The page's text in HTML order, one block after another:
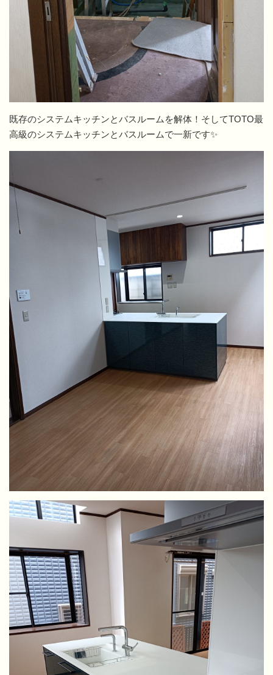
既存のシステムキッチンとバスルームを解体！そしてTOTO最
高級のシステムキッチンとバスルームで一新です✨